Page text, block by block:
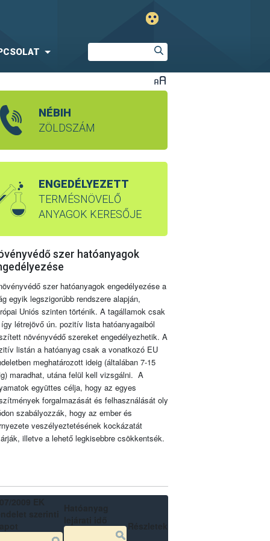
NÉBIH
ZÖLDSZÁM
ENGEDÉLYEZETT
TERMÉSNÖVELŐ
ANYAGOK KERESŐJE
szer hatóanyagok
szer hatóanyagok engedélyezése a
egyik legszigorúbb rendszere alapján,
Uniós szinten történik. A tagállamok csak
létrejövő ún. pozitív lista hatóanyagaiból
növényvédő szereket engedélyezhetik. A
listán a hatóanyag csak a vonatkozó EU
meghatározott ideig (általában 7-15
maradhat, utána felül kell vizsgálni. A
együttes célja, hogy az egyes
forgalmazását és felhasználását oly
szabályozzák, hogy az ember és
veszélyeztetésének kockázatát
illetve a lehető legkisebbre csökkentsék.